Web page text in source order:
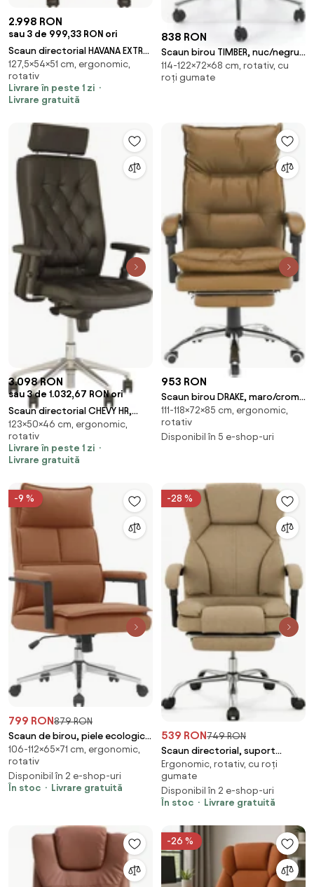
2.998 RON
sau 3 de 999,33 RON ori
Scaun directorial HAVANA EXTRA,
Negru piele naturala
127,5×54×51 cm, ergonomic,
rotativ
Livrare în peste 1 zi
Livrare gratuită
838 RON
Scaun birou TIMBER, nuc/negru,
piele ecologica/placaj indoit,
72x68x11
114-122×72×68 cm, rotativ, cu
roți gumate
3.098 RON
sau 3 de 1.032,67 RON ori
Scaun directorial CHEVY HR,
Negru piele naturala
123×50×46 cm, ergonomic,
rotativ
Livrare în peste 1 zi
Livrare gratuită
953 RON
Scaun birou DRAKE, maro/crom,
piele ecologica/metal,
72x85x111/118 cm
111-118×72×85 cm, ergonomic,
rotativ
Disponibil în 5 e-shop-uri
-9 %
799 RON879 RON
Scaun de birou, piele ecologică
maro camel/crom, KAHIL
106-112×65×71 cm, ergonomic,
rotativ
Disponibil în 2 e-shop-uri
În stoc
Livrare gratuită
-28 %
539 RON749 RON
Scaun directorial, suport
picioare, Material textil, Crem
Ergonomic, rotativ, cu roți
gumate
Disponibil în 2 e-shop-uri
În stoc
Livrare gratuită
-26 %